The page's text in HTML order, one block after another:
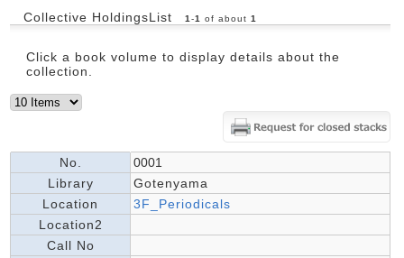
Collective HoldingsList 1 -1 of about 1
Click a book volume to display details about the
collection.
No.
0001
Library
Gotenyama
Location
3F_Periodicals
Location2
Call No